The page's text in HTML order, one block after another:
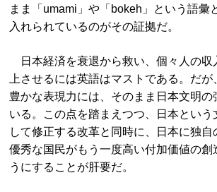
まま「umami」や「bokeh」という語彙
入れられているのがその証拠だ。
日本経済を衰退から救い、個々人の収
上させるには英語はマストである。だ
豊かな表現力には、そのまま日本文明の
いる。この点を踏まえつつ、日本という
して修正する改革と同時に、日本に独自
優秀な国民がもう一度高い付加価値の創
うにすることが肝要だ。